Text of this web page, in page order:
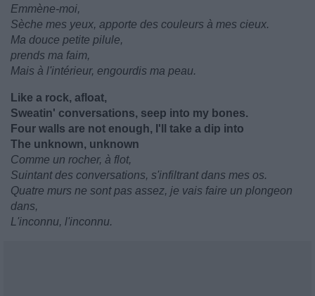
Emmène-moi,
Sèche mes yeux, apporte des couleurs à mes cieux.
Ma douce petite pilule,
prends ma faim,
Mais à l'intérieur, engourdis ma peau.
Like a rock, afloat,
Sweatin' conversations, seep into my bones.
Four walls are not enough, I'll take a dip into
The unknown, unknown
Comme un rocher, à flot,
Suintant des conversations, s'infiltrant dans mes os.
Quatre murs ne sont pas assez, je vais faire un plongeon
dans,
L'inconnu, l'inconnu.